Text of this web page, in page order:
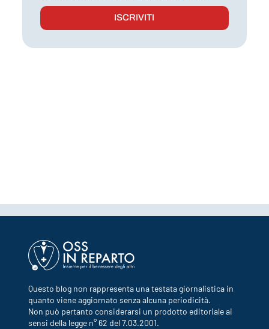
ISCRIVITI
Questo blog non rappresenta una testata giornalistica in
quanto viene aggiornato senza alcuna periodicità.
Non può pertanto considerarsi un prodotto editoriale ai
sensi della legge n° 62 del 7.03.2001.